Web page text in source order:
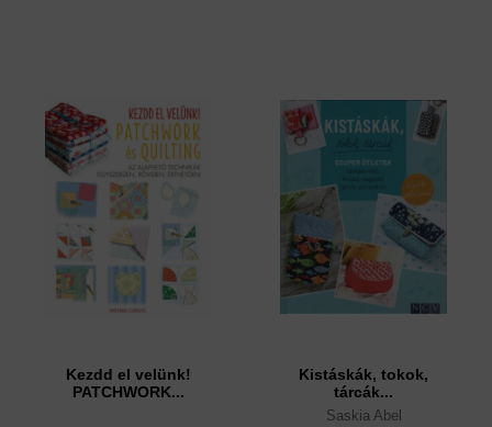
Kezdd el velünk!
PATCHWORK...
Kistáskák, tokok,
tárcák...
Saskia Abel